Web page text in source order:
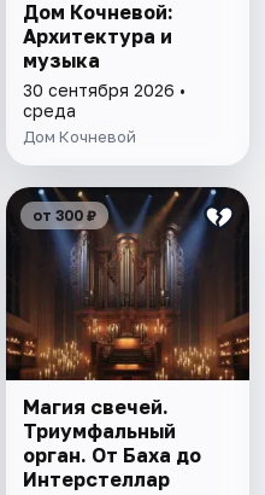
Дом Кочневой:
Архитектура и
музыка
30 сентября 2026 •
среда
Дом Кочневой
от 300 ₽
Магия свечей.
Триумфальный
орган. От Баха до
Интерстеллар